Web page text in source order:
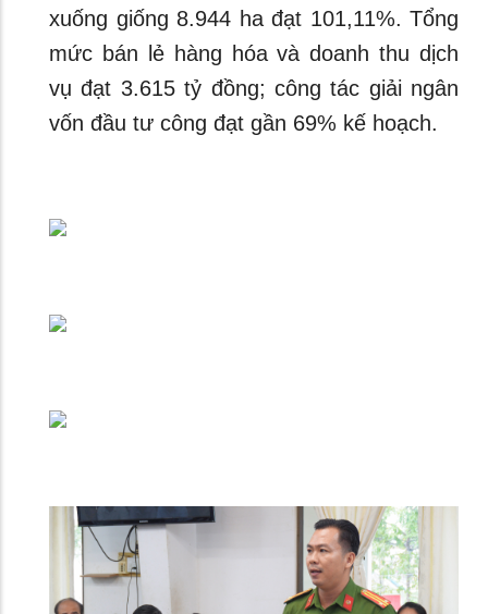
xuống giống 8.944 ha đạt 101,11%. Tổng
mức bán lẻ hàng hóa và doanh thu dịch
vụ đạt 3.615 tỷ đồng; công tác giải ngân
vốn đầu tư công đạt gần 69% kế hoạch.